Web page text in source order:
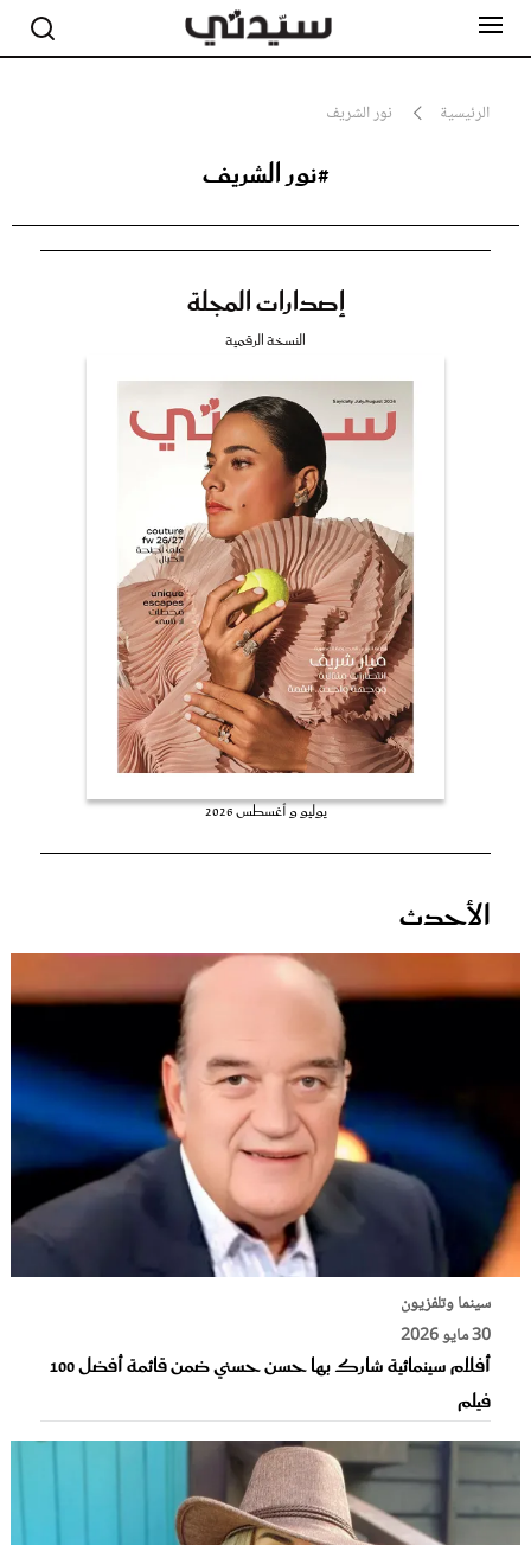
الرئيسية نور الشريف
#نور الشريف
إصدارات المجلة
النسخة الرقمية
يوليو و أغسطس 2026
الأحدث
سينما وتلفزيون
30 مايو 2026
أفلام سينمائية شارك بها حسن حسني ضمن قائمة أفضل 100
فيلم
جمال
صحة ورشاقة
عروس سيدتي
غلاف رفمي